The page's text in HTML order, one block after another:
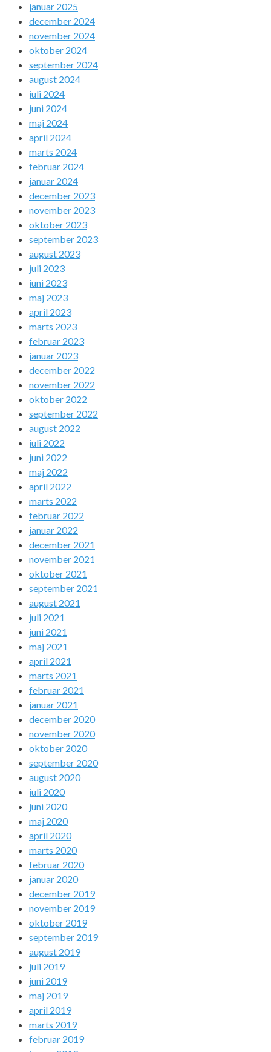
januar 2025
december 2024
november 2024
oktober 2024
september 2024
august 2024
juli 2024
juni 2024
maj 2024
april 2024
marts 2024
februar 2024
januar 2024
december 2023
november 2023
oktober 2023
september 2023
august 2023
juli 2023
juni 2023
maj 2023
april 2023
marts 2023
februar 2023
januar 2023
december 2022
november 2022
oktober 2022
september 2022
august 2022
juli 2022
juni 2022
maj 2022
april 2022
marts 2022
februar 2022
januar 2022
december 2021
november 2021
oktober 2021
september 2021
august 2021
juli 2021
juni 2021
maj 2021
april 2021
marts 2021
februar 2021
januar 2021
december 2020
november 2020
oktober 2020
september 2020
august 2020
juli 2020
juni 2020
maj 2020
april 2020
marts 2020
februar 2020
januar 2020
december 2019
november 2019
oktober 2019
september 2019
august 2019
juli 2019
juni 2019
maj 2019
april 2019
marts 2019
februar 2019